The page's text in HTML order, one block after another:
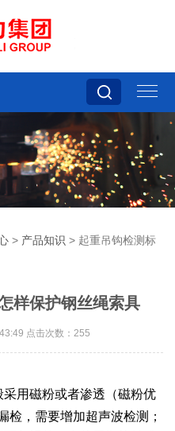
> 产品知识 > 起重吊钩检测标
样保护钢丝绳索具
点击次数：255
用磁粉或者渗透（磁粉优
检，需要增加超声波检测；